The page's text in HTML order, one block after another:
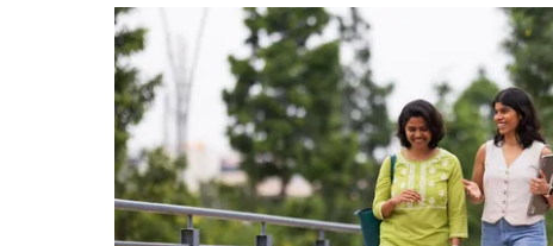
살
표
키
를
눌
러
날
짜
를
선